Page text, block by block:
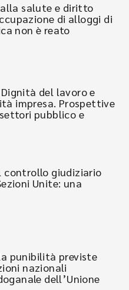
salute e diritto
di alloggi di
non è reato
del lavoro e
impresa. Prospettive
pubblico e
controllo giudiziario
Unite: una
punibilità previste
nazionali
dell’Unione